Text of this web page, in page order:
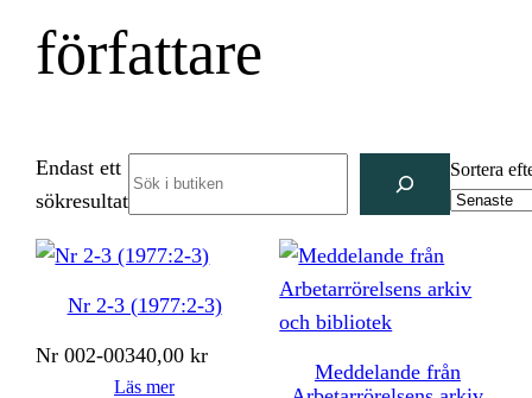
författare
Endast ett
sökresultat
Sortera
Nr 2-3 (1977:2-3)
Nr 002-00340,00kr
Läs mer
Meddelande från